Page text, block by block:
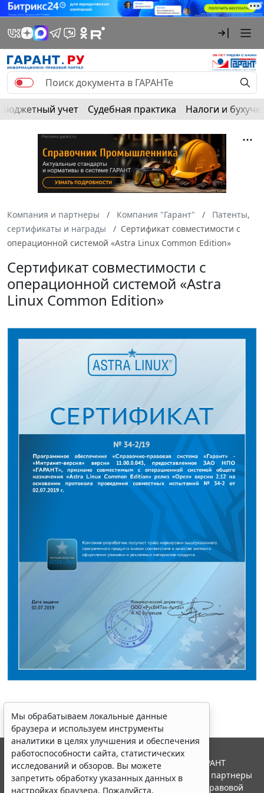
Бюджетный учет Судебная практика Налоги и
Компания и партнеры Компания "Гарант"
Патенты,
сертификаты и награды
Сертификат совместимости с
операционной системой «Astra Linux Common Edition»
Сертификат совместимости с
операционной системой «Astra
Linux Common Edition»
Мы обрабатываем локальные данные
браузера и используем инструменты
аналитики в целях улучшения и обеспечения
работоспособности сайта, статистических
исследований и обзоров. Вы можете
запретить обработку указанных данных в
настройках браузера. Пожалуйста,
© ООО "НПП "ГАРАНТ-СЕРВИС", 2026. Система ГАРАНТ
выпускается с 1990 года. Компания "Гарант" и ее партнеры
являются участниками Российской ассоциации правовой